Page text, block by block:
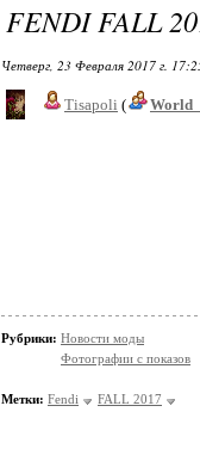
FENDI FALL
Четверг, 23 Февраля 2017 г.
Tisapoli (
Рубрики: Новости моды
Фотографии с показов
Метки: Fendi FALL 2017